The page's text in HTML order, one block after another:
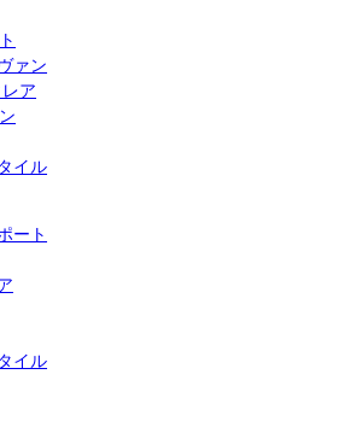
ァン
ア
イル
ート
イル